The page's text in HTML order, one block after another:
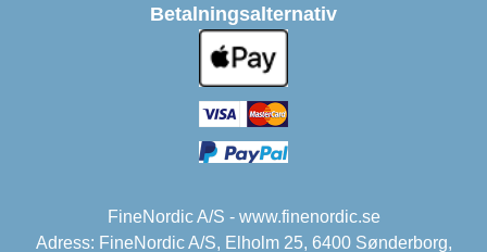
Betalningsalternativ
FineNordic A/S - www.finenordic.se
Adress: FineNordic A/S, Elholm 25, 6400 Sønderborg,